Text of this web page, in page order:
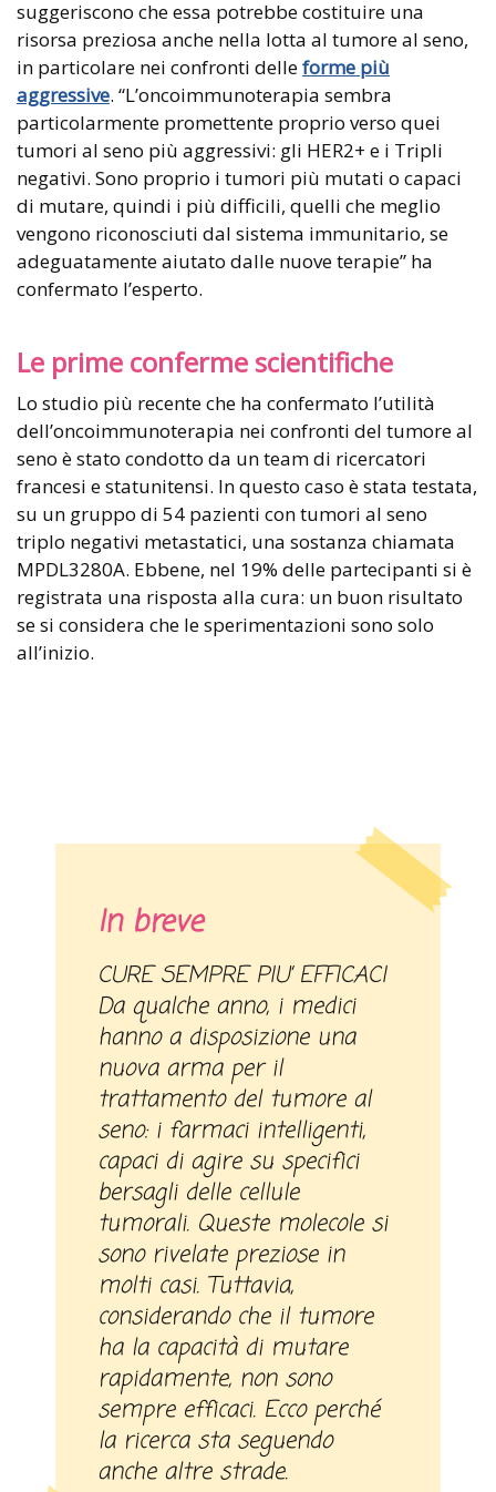
suggeriscono che essa potrebbe costituire una
risorsa preziosa anche nella lotta al tumore al seno,
in particolare nei confronti delleforme più
aggressive. “L’oncoimmunoterapia sembra
particolarmente promettente proprio verso quei
tumori al seno più aggressivi: gli HER2+ e i Tripli
negativi. Sono proprio i tumori più mutati o capaci
di mutare, quindi i più difficili, quelli che meglio
vengono riconosciuti dal sistema immunitario, se
adeguatamente aiutato dalle nuove terapie” ha
confermato l’esperto.
Le prime conferme scientifiche
Lo studio più recente che ha confermato l’utilità
dell’oncoimmunoterapia nei confronti del tumore al
seno è stato condotto da un team di ricercatori
francesi e statunitensi. In questo caso è stata testata,
su un gruppo di 54 pazienti con tumori al seno
triplo negativi metastatici, una sostanza chiamata
MPDL3280A. Ebbene, nel 19% delle partecipanti si è
registrata una risposta alla cura: un buon risultato
se si considera che le sperimentazioni sono solo
all’inizio.
In breve
CURE SEMPRE PIU’ EFFICACI
Da qualche anno, i medici
hanno a disposizione una
nuova arma per il
trattamento del tumore al
seno: i farmaci intelligenti,
capaci di agire su specifici
bersagli delle cellule
tumorali. Queste molecole si
sono rivelate preziose in
molti casi. Tuttavia,
considerando che il tumore
ha la capacità di mutare
rapidamente, non sono
sempre efficaci. Ecco perché
la ricerca sta seguendo
anche altre strade.